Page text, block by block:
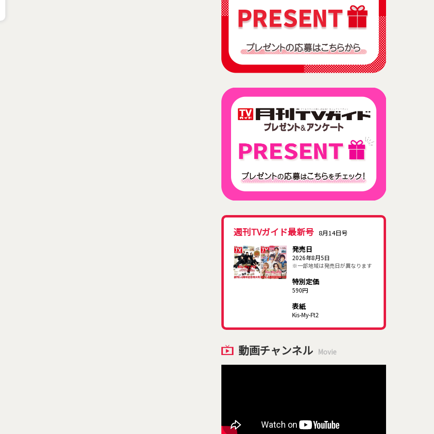
週刊TVガイド最新号 8月14日号
発売日
2026年8月5日
※一部地域は発売日が異なります
特別定価
590円
表紙
Kis-My-Ft2
動画チャンネル Movie